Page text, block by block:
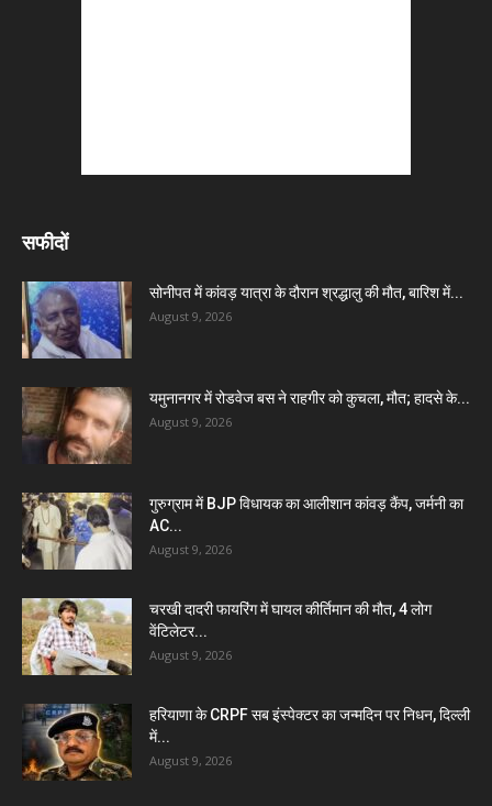
सफीदों
सोनीपत में कांवड़ यात्रा के दौरान श्रद्धालु की मौत, बारिश में...
August 9, 2026
यमुनानगर में रोडवेज बस ने राहगीर को कुचला, मौत; हादसे के...
August 9, 2026
गुरुग्राम में BJP विधायक का आलीशान कांवड़ कैंप, जर्मनी का
AC...
August 9, 2026
चरखी दादरी फायरिंग में घायल कीर्तिमान की मौत, 4 लोग
वेंटिलेटर...
August 9, 2026
हरियाणा के CRPF सब इंस्पेक्टर का जन्मदिन पर निधन, दिल्ली
में...
August 9, 2026